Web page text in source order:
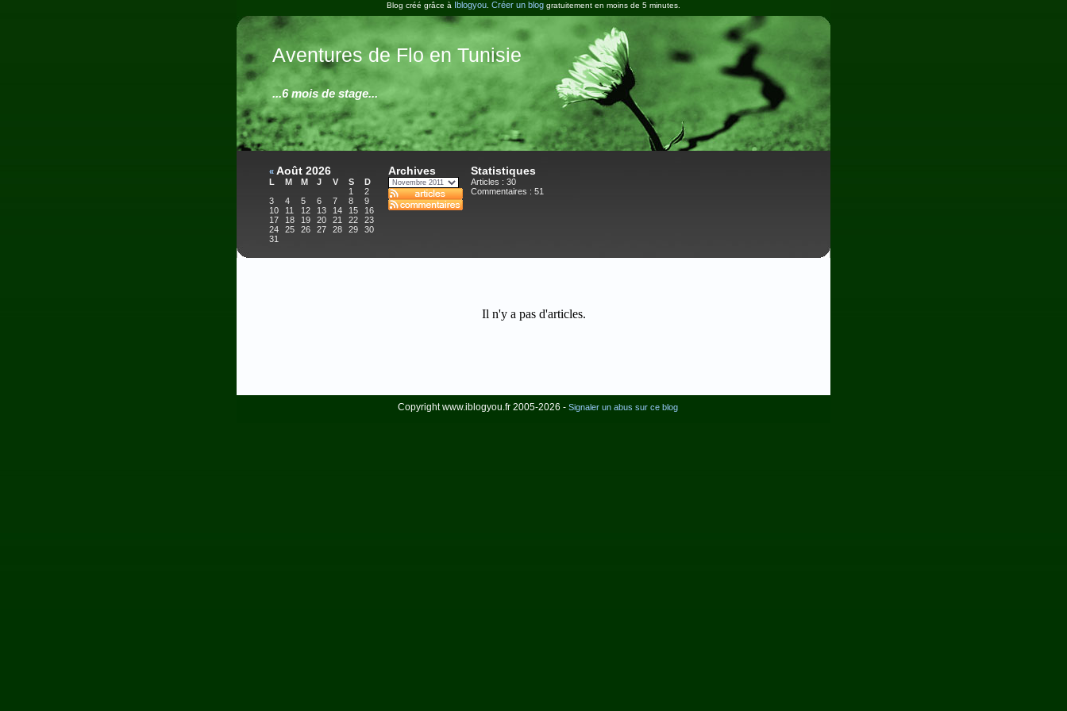
Blog créé grâce à Iblogyou Créer un blog gratuitement en moins de 5 minutes.
Aventures de Flo en Tunisie
...6 mois de stage...
« Août 2026
L M M J V S
D
1
2
3
4 5 6 7 8
9
10
11 12 13 14 15
16
17
18 19 20 21 22
23
24
25 26 27 28 29
30
31
Archives Statistiques
Articles : 30
Commentaires : 51
Il n'y a pas d'articles.
Copyright www.iblogyou.fr 2005-2026 - Signaler un abus sur ce blog